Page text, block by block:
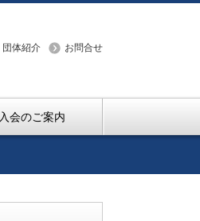
団体紹介 お問合せ
入会のご案内